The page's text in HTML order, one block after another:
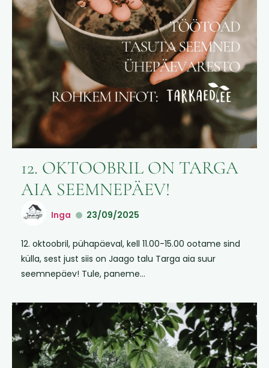
12. OKTOOBRIL ON TARGA
AIA SEEMNEPÄEV!
Inga 23/09/2025
12. oktoobril, pühapäeval, kell 11.00-15.00 ootame sind
külla, sest just siis on Jaago talu Targa aia suur
seemnepäev! Tule, paneme...